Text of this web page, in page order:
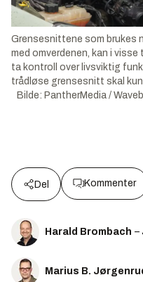
Grensesnittene som brukes
med omverdenen, kan i
ta kontroll over livsviktig
trådløse grensesnitt skal
Bilde: PantherMedia /
Del Kommenter
Harald Brombach –
Marius B.